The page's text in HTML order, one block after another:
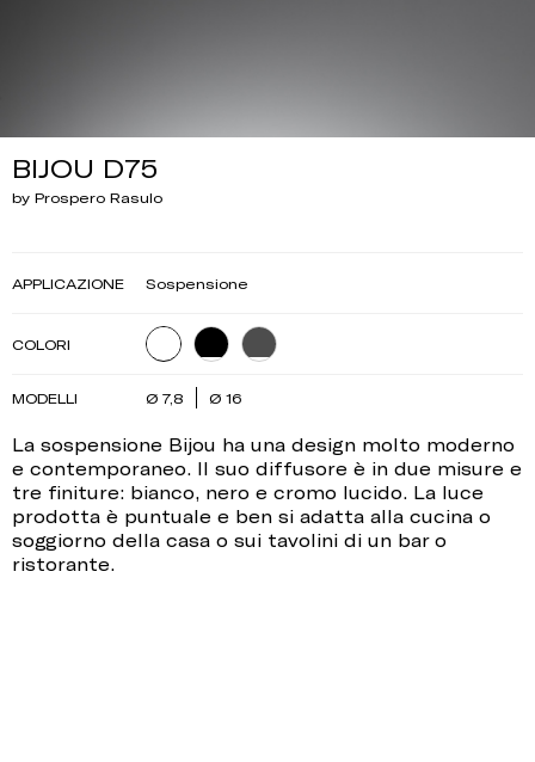
BIJOU D75
by Prospero Rasulo
La sospensione Bijou ha una design molto moderno
e contemporaneo. Il suo diffusore è in due misure e
tre finiture: bianco, nero e cromo lucido. La luce
prodotta è puntuale e ben si adatta alla cucina o
soggiorno della casa o sui tavolini di un bar o
ristorante.
APPLICAZIONE Sospensione
COLORI
MODELLI Ø 7,8 Ø 16